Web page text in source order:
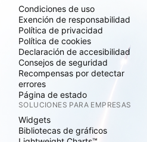
Condiciones de uso
Exención de responsabilidad
Política de privacidad
Política de cookies
Declaración de accesibilidad
Consejos de seguridad
Recompensas por detectar
errores
Página de estado
SOLUCIONES PARA EMPRESAS
Widgets
Bibliotecas de gráficos